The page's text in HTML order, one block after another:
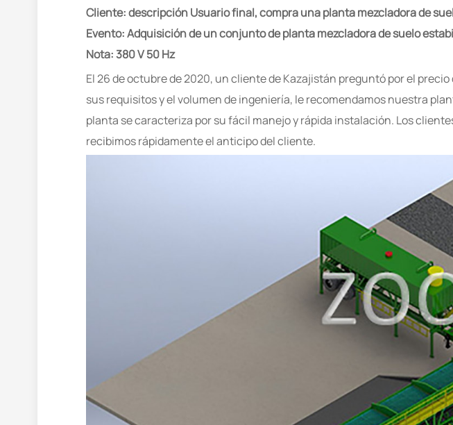
Cliente: descripción Usuario final, compra una planta mezcladora de
Evento: Adquisición de un conjunto de planta mezcladora de suelo
Nota: 380 V 50 Hz
El 26 de octubre de 2020, un cliente de Kazajistán preguntó por el
sus requisitos y el volumen de ingeniería, le recomendamos nuestra
planta se caracteriza por su fácil manejo y rápida instalación. Los
recibimos rápidamente el anticipo del cliente.